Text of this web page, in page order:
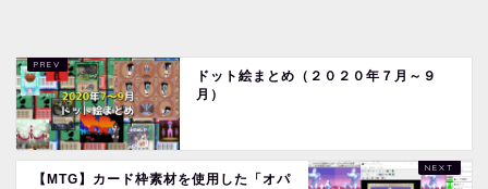
ドット絵まとめ（２０２０年７月～９
月）
【MTG】カード枠素材を使用した「オパ